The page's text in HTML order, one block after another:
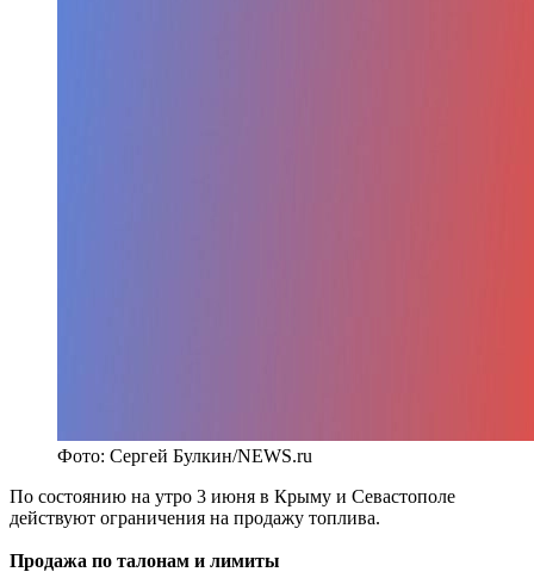
Фото: Сергей Булкин/NEWS.ru
По состоянию на утро 3 июня в Крыму и Севастополе
действуют ограничения на продажу топлива.
Продажа по талонам и лимиты